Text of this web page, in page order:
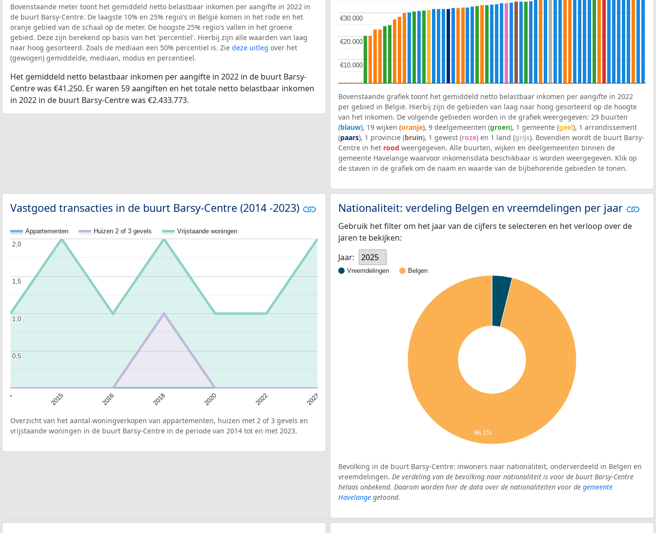
Bovenstaande meter toont het gemiddeld netto belastbaar inkomen per aangifte in 2022 in
de buurt Barsy-Centre. De laagste 10% en 25% regio's in België komen in het rode en het
oranje gebied van de schaal op de meter. De hoogste 25% regio's vallen in het groene
gebied. Deze zijn berekend op basis van het 'percentiel'. Hierbij zijn alle waarden van laag
naar hoog gesorteerd. Zoals de mediaan een 50% percentiel is. Zie deze uitleg over het
(gewogen) gemiddelde, mediaan, modus en percentieel.
Het gemiddeld netto belastbaar inkomen per aangifte in 2022 in de buurt Barsy-
Centre was €41.250. Er waren 59 aangiften en het totale netto belastbaar inkomen
in 2022 in de buurt Barsy-Centre was €2.433.773.
€10.000
€10.000
€20.000
€20.000
€30.000
€30.000
Bovenstaande grafiek toont het gemiddeld netto belastbaar inkomen per aangifte in 2022
per gebied in België. Hierbij zijn de gebieden van laag naar hoog gesorteerd op de hoogte
van het inkomen. De volgende gebieden worden in de grafiek weergegeven: 29 buurten
(blauw), 19 wijken (oranje), 9 deelgemeenten (groen), 1 gemeente (geel), 1 arrondissement
(paars), 1 provincie (bruin), 1 gewest (roze) en 1 land (grijs). Bovendien wordt de buurt Barsy-
Centre in het rood weergegeven. Alle buurten, wijken en deelgemeenten binnen de
gemeente Havelange waarvoor inkomensdata beschikbaar is worden weergegeven. Klik op
de staven in de grafiek om de naam en waarde van de bijbehorende gebieden te tonen.
Vastgoed transacties in de buurt Barsy-Centre (2014 -2023)
Appartementen Huizen 2 of 3 gevels Vrijstaande woningen
2015 2016 2018 2020 2022 2023
0,5
0,5
1,0
1,0
1,5
1,5
2,0
2,0
Overzicht van het aantal woningverkopen van appartementen, huizen met 2 of 3 gevels en
vrijstaande woningen in de buurt Barsy-Centre in de periode van 2014 tot en met 2023.
Nationaliteit: verdeling Belgen en vreemdelingen per jaar
Gebruik het filter om het jaar van de cijfers te selecteren en het verloop over de
jaren te bekijken:
Jaar:
2025
Vreemdelingen Belgen
96,1%
Bevolking in de buurt Barsy-Centre: inwoners naar nationaliteit, onderverdeeld in Belgen en
vreemdelingen. De verdeling van de bevolking naar nationaliteit is voor de buurt Barsy-Centre
helaas onbekend. Daarom worden hier de data over de nationaliteiten voor de gemeente
Havelange getoond.